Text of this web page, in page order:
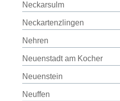
Neckarsulm
Neckartenzlingen
Nehren
Neuenstadt am Kocher
Neuenstein
Neuffen